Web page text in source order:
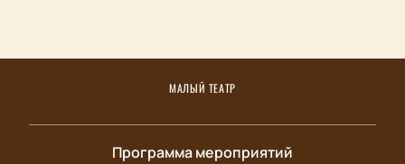
МАЛЫЙ ТЕАТР
Программа мероприятий